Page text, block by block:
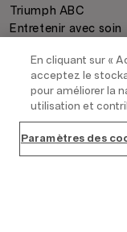
Triumph ABC
Entretenir avec soin
COMMANDE &
Paiement
Livraison
Retour
Conditions
En cliquant sur «
acceptez le
pour améliorer la
utilisation et
Paramètres des